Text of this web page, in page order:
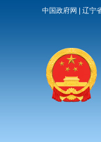
中国政府网 辽宁